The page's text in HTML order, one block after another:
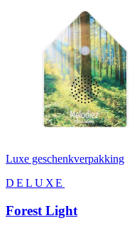
Luxe geschenkverpakking
DELUXE
Forest Light